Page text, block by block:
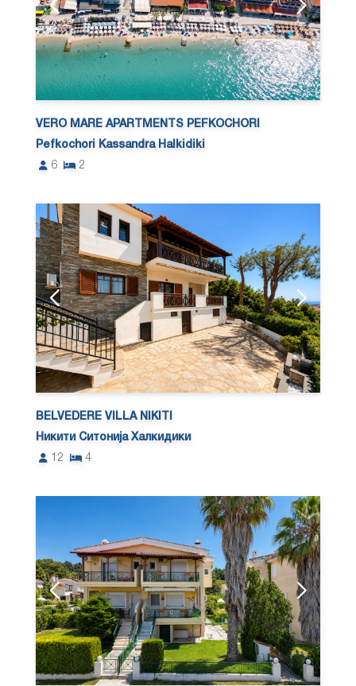
VERO MARE APARTMENTS PEFKOCHORI
Pefkochori Kassandra Halkidiki
6
2
BELVEDERE VILLA NIKITI
Никити Ситонија Халкидики
12
4